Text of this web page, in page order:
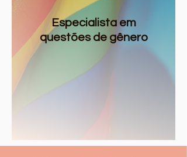
Especialista em
questões de gênero